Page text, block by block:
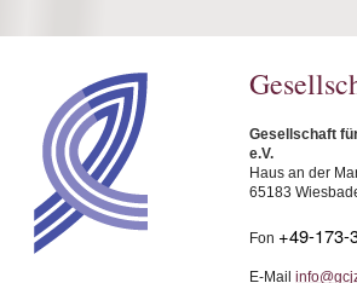
Gesellschaft
e.V.
Haus an der
65183
Fon +49-173-
E-Mail